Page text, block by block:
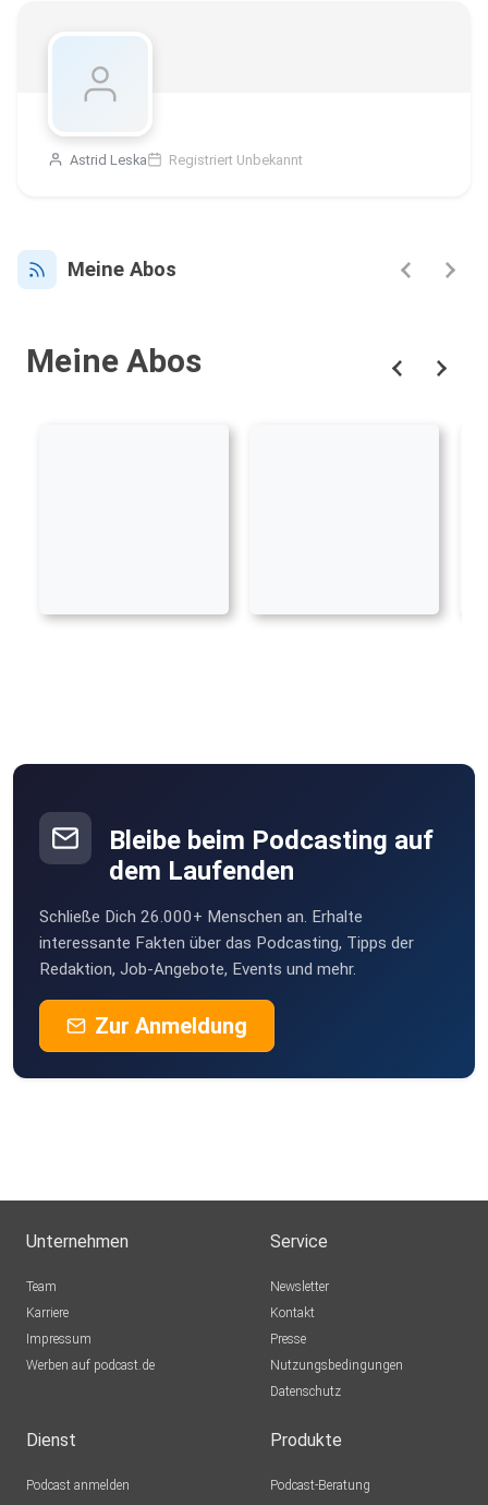
Astrid Leska Registriert Unbekannt
Meine Abos
Meine Abos
Bleibe beim Podcasting auf
dem Laufenden
Schließe Dich 26.000+ Menschen an. Erhalte
interessante Fakten über das Podcasting, Tipps der
Redaktion, Job-Angebote, Events und mehr.
Zur Anmeldung
Unternehmen
Team
Karriere
Impressum
Werben auf podcast.de
Service
Newsletter
Kontakt
Presse
Nutzungsbedingungen
Datenschutz
Dienst
Podcast anmelden
Produkte
Podcast-Beratung